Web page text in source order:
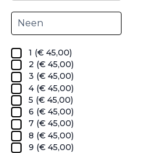
1 (€ 45,00)
2 (€ 45,00)
3 (€ 45,00)
4 (€ 45,00)
5 (€ 45,00)
6 (€ 45,00)
7 (€ 45,00)
8 (€ 45,00)
9 (€ 45,00)